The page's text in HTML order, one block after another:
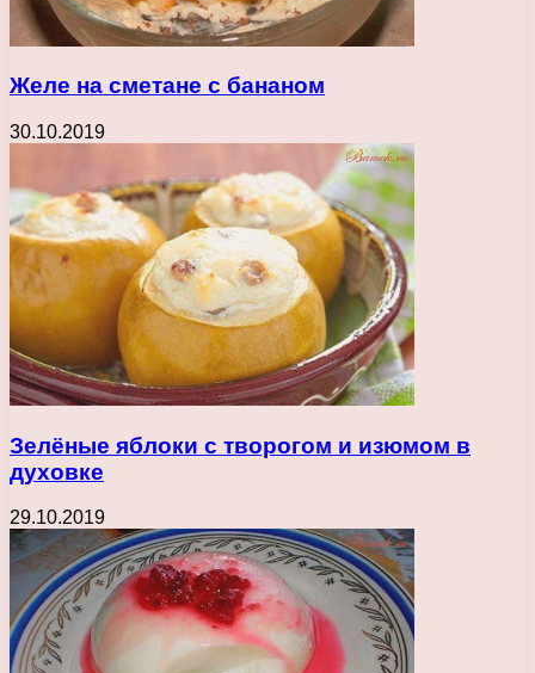
Желе на сметане с бананом
30.10.2019
Зелёные яблоки с творогом и изюмом в
духовке
29.10.2019